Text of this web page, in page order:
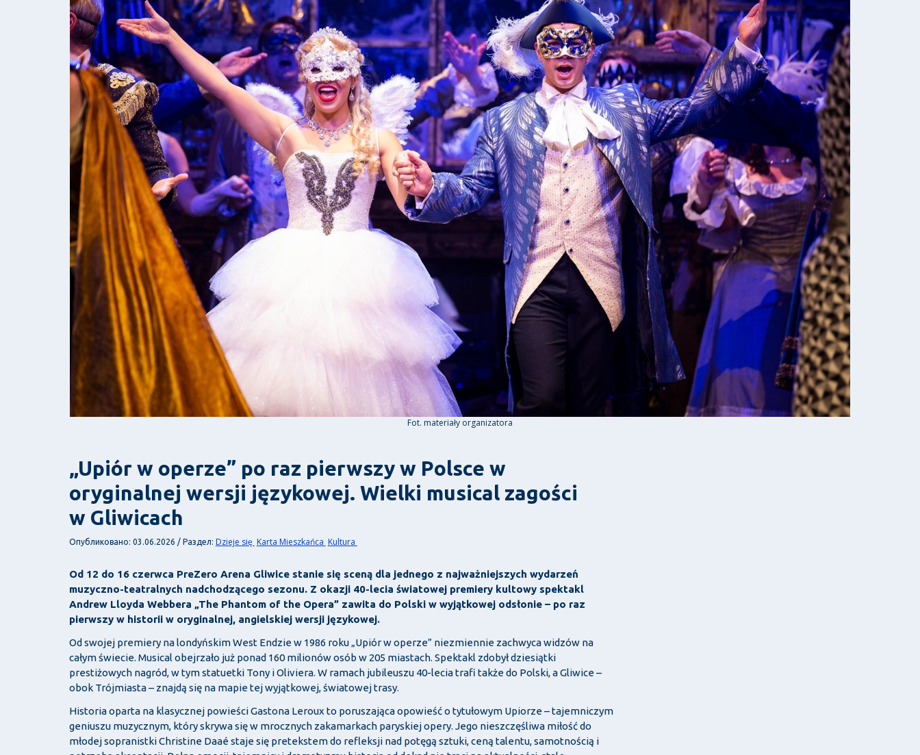
Fot. materiały organizatora
„Upiór w operze” po raz pierwszy w Polsce w
oryginalnej wersji językowej. Wielki musical zagości
w Gliwicach
Опубликовано: 03.06.2026 / Раздел: Dzieje się Karta Mieszkańca Kultura
Od 12 do 16 czerwca PreZero Arena Gliwice stanie się sceną dla jednego z najważniejszych wydarzeń
muzyczno-teatralnych nadchodzącego sezonu. Z okazji 40-lecia światowej premiery kultowy spektakl
Andrew Lloyda Webbera „The Phantom of the Opera” zawita do Polski w wyjątkowej odsłonie – po raz
pierwszy w historii w oryginalnej, angielskiej wersji językowej.
Od swojej premiery na londyńskim West Endzie w 1986 roku „Upiór w operze” niezmiennie zachwyca widzów na
całym świecie. Musical obejrzało już ponad 160 milionów osób w 205 miastach. Spektakl zdobył dziesiątki
prestiżowych nagród, w tym statuetki Tony i Oliviera. W ramach jubileuszu 40-lecia trafi także do Polski, a Gliwice –
obok Trójmiasta – znajdą się na mapie tej wyjątkowej, światowej trasy.
Historia oparta na klasycznej powieści Gastona Leroux to poruszająca opowieść o tytułowym Upiorze – tajemniczym
geniuszu muzycznym, który skrywa się w mrocznych zakamarkach paryskiej opery. Jego nieszczęśliwa miłość do
młodej sopranistki Christine Daaé staje się pretekstem do refleksji nad potęgą sztuki, ceną talentu, samotnością i